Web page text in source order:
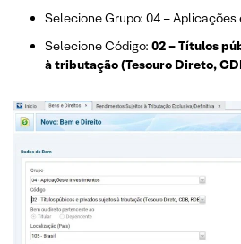
Selecione Grupo: 04 –
Selecione Código: 02 – Títulos
à tributação (Tesouro Direto,